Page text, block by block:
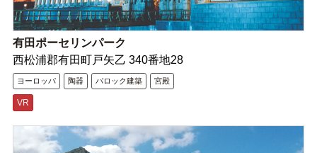
有田ポーセリンパーク
西松浦郡有田町戸矢乙 340番地28
ヨーロッパ 陶器 バロック建築 宮殿
VR